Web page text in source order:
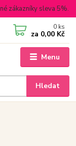
zákazníky sleva 5%.
Menu
Hledat
0 ks
za 0,00 Kč